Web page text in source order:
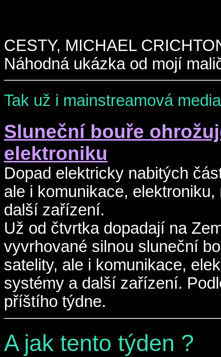
CESTY, MICHAEL
Náhodná ukázka od mojí
Tak už i mainstreamová
Sluneční bouře
elektroniku
Dopad elektricky nabitých
ale i komunikace,
další zařízení.
Už od čtvrtka dopadají na
vyvrhované silnou sluneční
satelity, ale i komunikace,
systémy a další zařízení.
příštího týdne.
A jak tento týden ?